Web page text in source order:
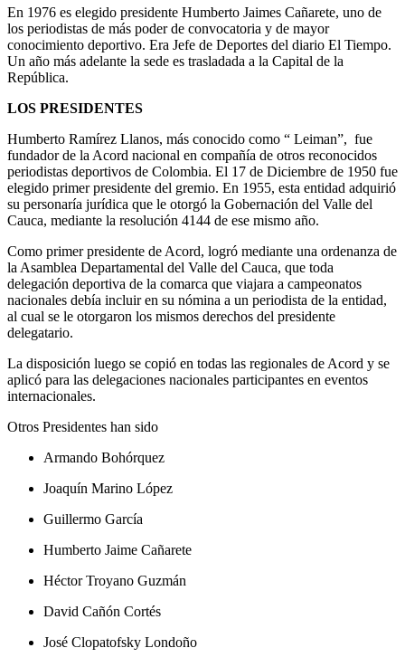
En 1976 es elegido presidente Humberto Jaimes Cañarete, uno de
los periodistas de más poder de convocatoria y de mayor
conocimiento deportivo. Era Jefe de Deportes del diario El Tiempo.
Un año más adelante la sede es trasladada a la Capital de la
República.
LOS PRESIDENTES
Humberto Ramírez Llanos, más conocido como “ Leiman”, fue
fundador de la Acord nacional en compañía de otros reconocidos
periodistas deportivos de Colombia. El 17 de Diciembre de 1950 fue
elegido primer presidente del gremio. En 1955, esta entidad adquirió
su personaría jurídica que le otorgó la Gobernación del Valle del
Cauca, mediante la resolución 4144 de ese mismo año.
Como primer presidente de Acord, logró mediante una ordenanza de
la Asamblea Departamental del Valle del Cauca, que toda
delegación deportiva de la comarca que viajara a campeonatos
nacionales debía incluir en su nómina a un periodista de la entidad,
al cual se le otorgaron los mismos derechos del presidente
delegatario.
La disposición luego se copió en todas las regionales de Acord y se
aplicó para las delegaciones nacionales participantes en eventos
internacionales.
Otros Presidentes han sido
Armando Bohórquez
Joaquín Marino López
Guillermo García
Humberto Jaime Cañarete
Héctor Troyano Guzmán
David Cañón Cortés
José Clopatofsky Londoño